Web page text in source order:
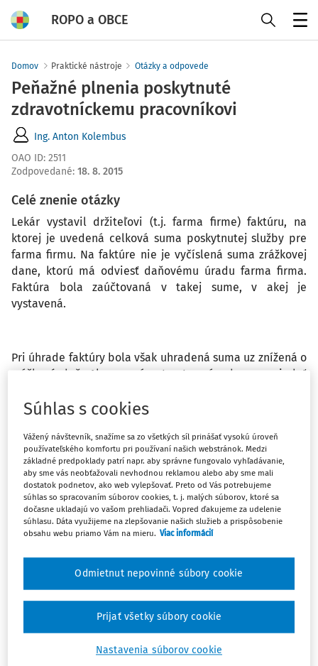
ROPO a OBCE
Domov Praktické nástroje Otázky a odpovede
Peňažné plnenia poskytnuté
zdravotníckemu pracovníkovi
Ing. Anton Kolembus
OAO ID: 2511
Zodpovedané: 18. 8. 2015
Celé znenie otázky
Lekár vystavil držiteľovi (t.j. farma firme) faktúru, na
ktorej je uvedená celková suma poskytnutej služby pre
farma firmu. Na faktúre nie je vyčíslená suma zrážkovej
dane, ktorú má odviesť daňovému úradu farma firma.
Faktúra bola zaúčtovaná v takej sume, v akej je
vystavená.
Pri úhrade faktúry bola však uhradená suma uz znížená o
zrážkovú daň. Ako sa má v tomto prípade vysporiadať
zrážkovej dane?
Co v pripade, ked ide o fakturu vystavenu v roku 2014,
ale uhradenu az v roku 2015, pricom suma uhrady je
Odpoveď
Máte predplatné?
Súhlas s cookies
Vážený návštevník, snažíme sa zo všetkých síl prinášať vysokú úroveň
používateľského komfortu pri používaní našich webstránok. Medzi
základné predpoklady patrí napr. aby správne fungovalo vyhľadávanie,
aby sme vás neobťažovali nevhodnou reklamou alebo aby sme mali
dostatok podnetov, ako web vylepšovať. Preto od Vás potrebujeme
súhlas so spracovaním súborov cookies, t. j. malých súborov, ktoré sa
dočasne ukladajú vo vašom prehliadači. Vopred ďakujeme za udelenie
súhlasu. Dáta využijeme na zlepšovanie našich služieb a prispôsobenie
obsahu webu priamo Vám na mieru. Viac informácií
Nastavenia súborov cookie
Odmietnut nepovinné súbory cookie
Prijať všetky súbory cookie